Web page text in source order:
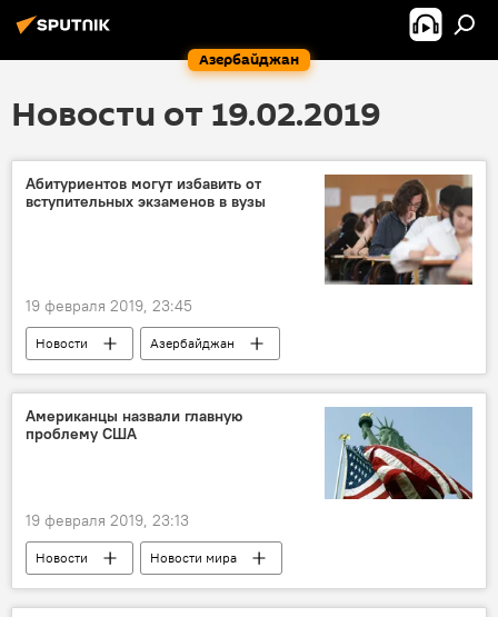
Азербайджан
Новости от 19.02.2019
Абитуриентов могут избавить от
вступительных экзаменов в вузы
19 февраля 2019, 23:45
Новости Азербайджан
Американцы назвали главную
проблему США
19 февраля 2019, 23:13
Новости Новости мира